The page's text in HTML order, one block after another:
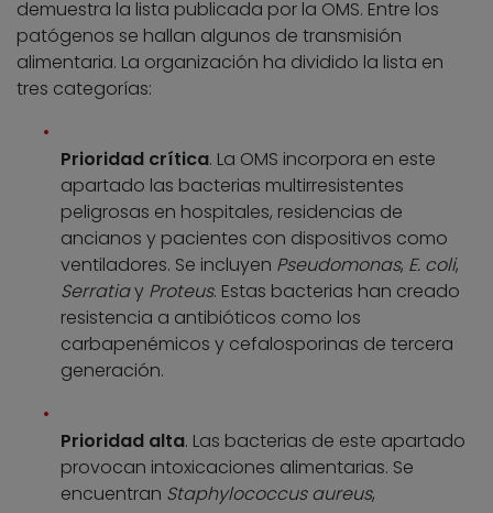
demuestra la lista publicada por la OMS. Entre los
patógenos se hallan algunos de transmisión
alimentaria. La organización ha dividido la lista en
tres categorías:
Prioridad crítica. La OMS incorpora en este
apartado las bacterias multirresistentes
peligrosas en hospitales, residencias de
ancianos y pacientes con dispositivos como
ventiladores. Se incluyen Pseudomonas, E. coli,
Serratiay Proteus. Estas bacterias han creado
resistencia a antibióticos como los
carbapenémicos y cefalosporinas de tercera
generación.
Prioridad alta. Las bacterias de este apartado
provocan intoxicaciones alimentarias. Se
encuentran Staphylococcus aureus,